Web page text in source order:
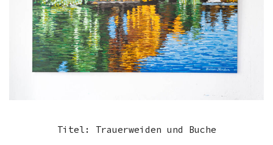
Titel: Trauerweiden und Buche